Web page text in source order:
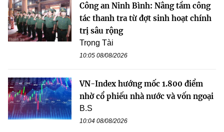
Công an Ninh Bình: Nâng tầm công
tác thanh tra từ đợt sinh hoạt chính
trị sâu rộng
Trọng Tài
10:05 08/08/2026
VN-Index hướng mốc 1.800 điểm
nhờ cổ phiếu nhà nước và vốn ngoại
B.S
10:04 08/08/2026